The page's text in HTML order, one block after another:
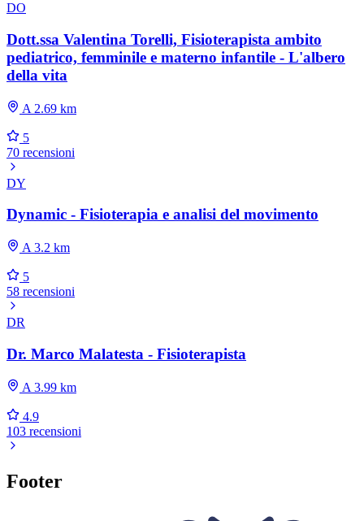
DO
Dott.ssa Valentina Torelli, Fisioterapista ambito
pediatrico, femminile e materno infantile - L'albero
della vita
A 2.69 km
5
70 recensioni
DY
Dynamic - Fisioterapia e analisi del movimento
A 3.2 km
5
58 recensioni
DR
Dr. Marco Malatesta - Fisioterapista
A 3.99 km
4.9
103 recensioni
Footer